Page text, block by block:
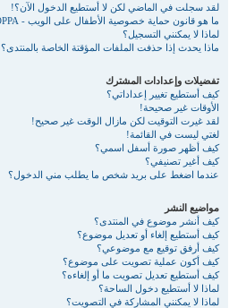
لقد سجلت في الماضي لكن لا أستطيع الدخول الآن؟!
ما هو قانون حماية خصوصية الأطفال على الويب - COPPA ?
لماذا لا يمكنني التسجيل؟
ماذا يحدث إذا حذفت الملفات المؤقتة الخاصة بالمنتدى؟
تفضيلات وإعدادات المشترك
كيف أستطيع تغيير إعداداتي؟
الأوقات غير صحيحة!
لقد غيرت التوقيت لكن مازال الوقت غير صحيح!
لغتي ليست في القائمة!
كيف أظهر صورة أسفل اسمي؟
كيف أغير تصنيفي؟
عندما اضغط على بريد شخص ما يطلب مني الدخول؟
مواضيع النشر
كيف أنشر موضوع في المنتدى؟
كيف أستطيع إلغاء أو تعديل موضوع؟
كيف أرفق توقيع مع موضوعي؟
كيف أكون عملية تصويت على موضوع؟
كيف أستطيع تعديل تصويت ما أو إلغاءه؟
لماذا لا أستطيع دخول الساحة؟
لماذا لا يمكنني المشاركة في التصويت؟